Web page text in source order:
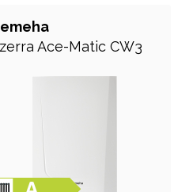
Ace-Matic CW3